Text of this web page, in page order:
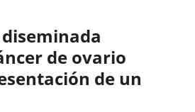
de ovario
de un